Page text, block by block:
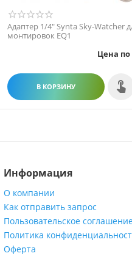
Адаптер 1/4" Synta Sky-Watcher
монтировок EQ1
Цена по
В КОРЗИНУ
Информация
О компании
Как отправить запрос
Пользовательское
Политика
Оферта